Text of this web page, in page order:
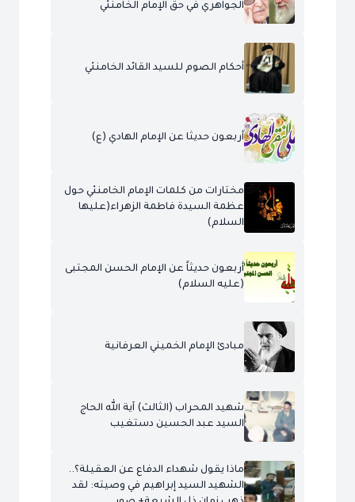
الجواهري في حق الإمام الخامنئي
أحكام الصوم للسيد القائد الخامنئي
أربعون حديثا عن الإمام الهادي (ع)
مختارات من كلمات الإمام الخامنئي حول
عظمة السيدة فاطمة الزهراء(عليها
السلام)
أربعون حديثاً عن الإمام الحسن المجتبى
(عليه السلام)
مبادئ الإمام الخميني العرفانية
شهيد المحراب (الثالث) آية الله الحاج
السيد عبد الحسين دستغيب
ماذا يقول شهداء الدفاع عن العقيلة؟..
الشهيد السيد إبراهيم في وصيته: لقد